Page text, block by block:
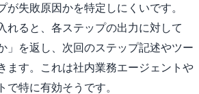
が失敗原因かを特定しにくいです。
れると、各ステップの出力に対して
」を返し、次回のステップ記述やツー
ます。これは社内業務エージェントや
で特に有効そうです。